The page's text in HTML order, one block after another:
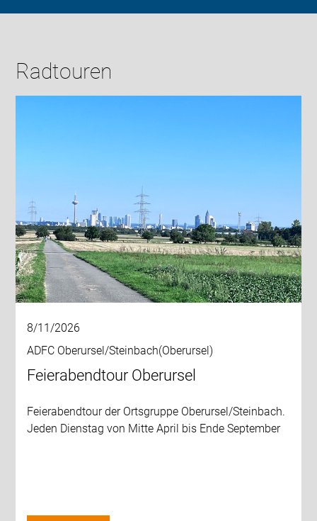
Radtouren
8/11/2026
ADFC Oberursel/Steinbach(Oberursel)
Feierabendtour Oberursel
Feierabendtour der Ortsgruppe Oberursel/Steinbach.
Jeden Dienstag von Mitte April bis Ende September